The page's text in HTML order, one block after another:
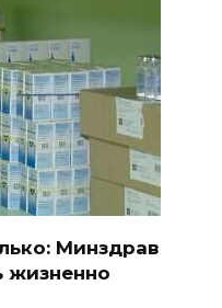
Минздрав
жизненно